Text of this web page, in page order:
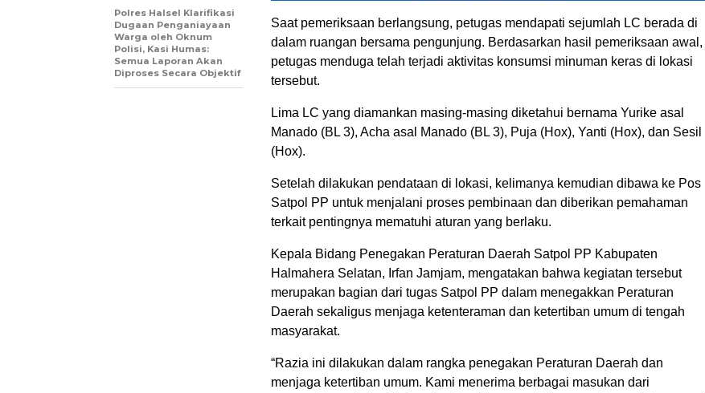
Saat pemeriksaan berlangsung, petugas mendapati sejumlah LC berada di
dalam ruangan bersama pengunjung. Berdasarkan hasil pemeriksaan awal,
petugas menduga telah terjadi aktivitas konsumsi minuman keras di lokasi
tersebut.
Lima LC yang diamankan masing-masing diketahui bernama Yurike asal
Manado (BL 3), Acha asal Manado (BL 3), Puja (Hox), Yanti (Hox), dan Sesil
(Hox).
Setelah dilakukan pendataan di lokasi, kelimanya kemudian dibawa ke Pos
Satpol PP untuk menjalani proses pembinaan dan diberikan pemahaman
terkait pentingnya mematuhi aturan yang berlaku.
Kepala Bidang Penegakan Peraturan Daerah Satpol PP Kabupaten
Halmahera Selatan, Irfan Jamjam, mengatakan bahwa kegiatan tersebut
merupakan bagian dari tugas Satpol PP dalam menegakkan Peraturan
Daerah sekaligus menjaga ketenteraman dan ketertiban umum di tengah
masyarakat.
“Razia ini dilakukan dalam rangka penegakan Peraturan Daerah dan
menjaga ketertiban umum. Kami menerima berbagai masukan dari
Polres Halsel Klarifikasi
Dugaan Penganiayaan
Warga oleh Oknum
Polisi, Kasi Humas:
Semua Laporan Akan
Diproses Secara Objektif